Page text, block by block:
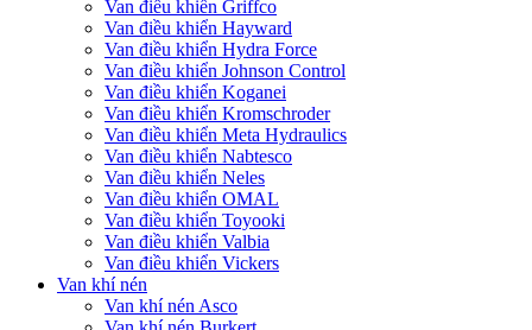
Van điều khiển Griffco
Van điều khiển Hayward
Van điều khiển Hydra Force
Van điều khiển Johnson Control
Van điều khiển Koganei
Van điều khiển Kromschroder
Van điều khiển Meta Hydraulics
Van điều khiển Nabtesco
Van điều khiển Neles
Van điều khiển OMAL
Van điều khiển Toyooki
Van điều khiển Valbia
Van điều khiển Vickers
Van khí nén
Van khí nén Asco